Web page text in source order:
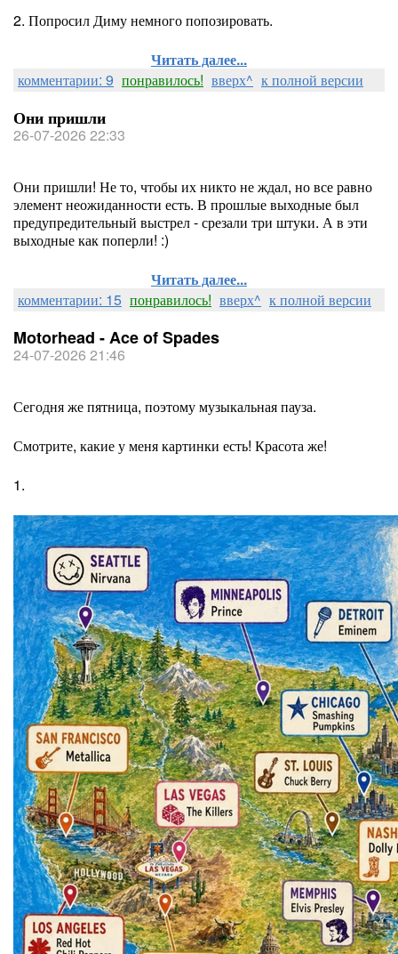
2. Попросил Диму немного попозировать.
Читать далее...
комментарии: 9 понравилось! вверх^ к полной версии
Они пришли
26-07-2026 22:33
Они пришли! Не то, чтобы их никто не ждал, но все равно
элемент неожиданности есть. В прошлые выходные был
предупредительный выстрел - срезали три штуки. А в эти
выходные как поперли! :)
Читать далее...
комментарии: 15 понравилось! вверх^ к полной версии
Motorhead - Ace of Spades
24-07-2026 21:46
Сегодня же пятница, поэтому музыкальная пауза.
Смотрите, какие у меня картинки есть! Красота же!
1.